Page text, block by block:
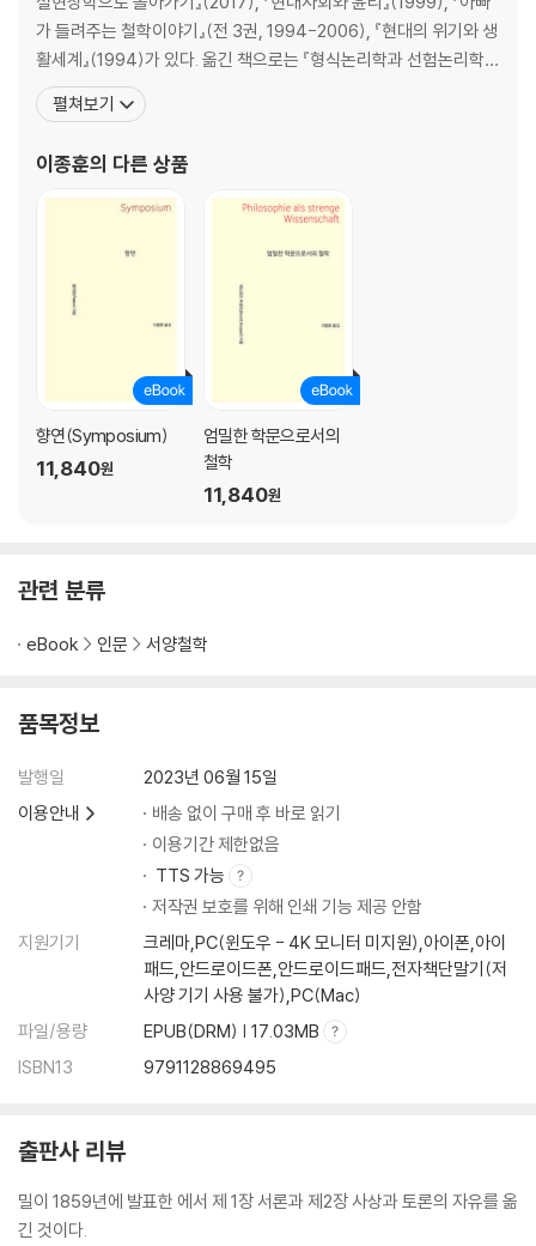
가 들려주는 철학이야기』(전 3권, 1994-2006), 『현대의 위기와 생
활세계』(1994)가 있다. 옮긴 책으로는 『형식논리학과 선험논리학』
(후설, 2010, 2019), 『논리연구』(전 3권, 후설, 2018), 『순수현상학
과 현상학적 철학의 이념들』(전 3권, 후설, 2009), 『유럽학문의 위
펼쳐보기
이종훈의 다른 상품
향연(Symposium)
11,840원
엄밀한 학문으로서의
철학
11,840원
관련 분류
eBook 인문 서양철학
품목정보
발행일
2023년 06월 15일
이용안내
배송 없이 구매 후 바로 읽기
이용기간 제한없음
TTS 가능
저작권 보호를 위해 인쇄 기능 제공 안함
지원기기
크레마,PC(윈도우 - 4K 모니터 미지원),아이폰,아이
패드,안드로이드폰,안드로이드패드,전자책단말기(저
사양 기기 사용 불가),PC(Mac)
파일/용량
EPUB(DRM) | 17.03MB
ISBN13
9791128869495
출판사 리뷰
밀이 1859년에 발표한 에서 제 1장 서론과 제2장 사상과 토론의 자유를 옮
긴 것이다.